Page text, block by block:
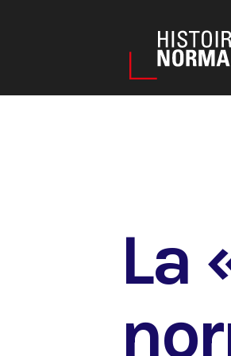
La
no